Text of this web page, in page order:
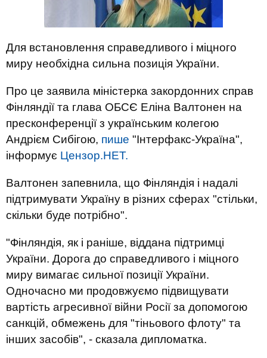
Для встановлення справедливого і міцного
миру необхідна сильна позиція України.
Про це заявила міністерка закордонних справ
Фінляндії та глава ОБСЄ Еліна Валтонен на
пресконференції з українським колегою
Андрієм Сибігою, пише "Інтерфакс-Україна",
інформує Цензор.НЕТ.
Валтонен запевнила, що Фінляндія і надалі
підтримувати Україну в різних сферах "стільки,
скільки буде потрібно".
"Фінляндія, як і раніше, віддана підтримці
України. Дорога до справедливого і міцного
миру вимагає сильної позиції України.
Одночасно ми продовжуємо підвищувати
вартість агресивної війни Росії за допомогою
санкцій, обмежень для "тіньового флоту" та
інших засобів", - сказала дипломатка.